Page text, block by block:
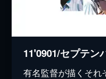
11'0901/セプテン
有名監督が描くそれ